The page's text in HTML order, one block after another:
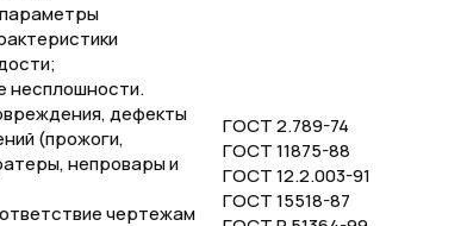
несплошности.
дефекты
(прожоги,
непровары и
чертежам
ГОСТ 2.789-74
ГОСТ 11875-88
ГОСТ 12.2.003-91
ГОСТ 15518-87